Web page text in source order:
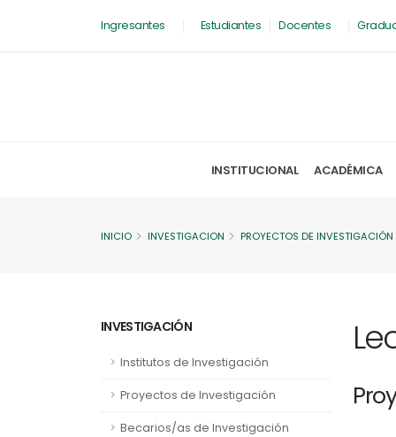
Ingresantes Estudiantes Docentes
INSTITUCIONAL ACADÉMICA
INICIO INVESTIGACION PROYECTOS DE INVESTIGACIÓN
INVESTIGACIÓN
Institutos de Investigación
Proyectos de Investigación
Becarios/as de Investigación